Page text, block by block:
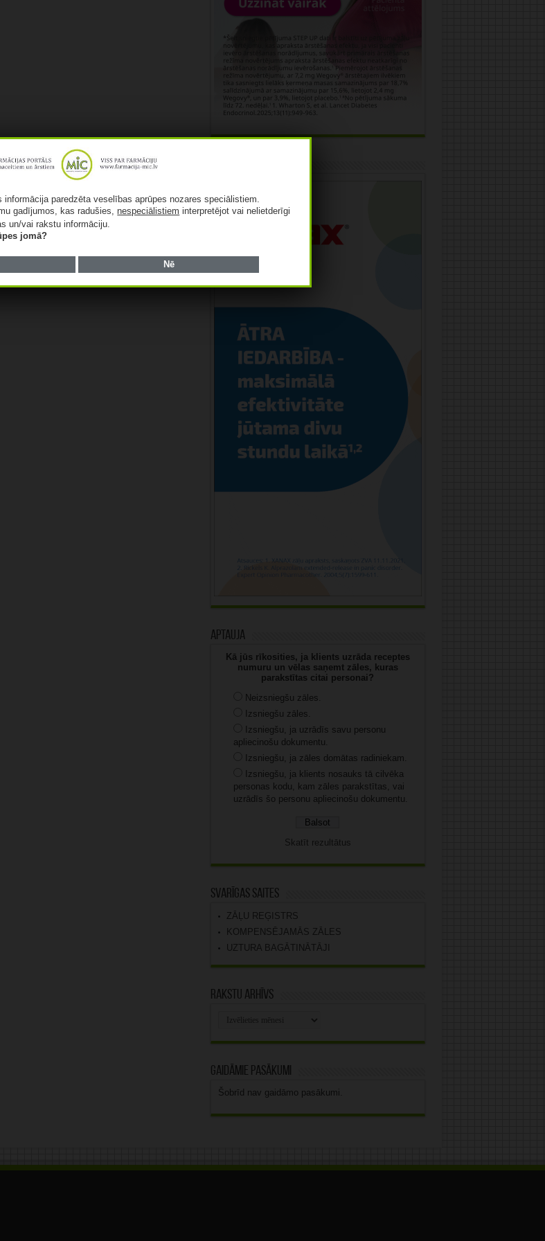
Aptauja
Kā jūs rīkosities, ja klients uzrāda receptes
numuru un vēlas saņemt zāles, kuras
parakstītas citai personai?
Neizsniegšu zāles.
Izsniegšu zāles.
Izsniegšu, ja uzrādīs savu personu
apliecinošu dokumentu.
Izsniegšu, ja zāles domātas radiniekam.
Izsniegšu, ja klients nosauks tā cilvēka
personas kodu, kam zāles parakstītas, vai
uzrādīs šo personu apliecinošu dokumentu.
Skatīt rezultātus
Svarīgas saites
ZĀĻU REĢISTRS
KOMPENSĒJAMĀS ZĀLES
UZTURA BAGĀTINĀTĀJI
Rakstu arhīvs
Gaidāmie pasākumi
Šobrīd nav gaidāmo pasākumi.
paredzēta veselības aprūpes nozares speciālistiem.
gadījumos, kas radušies,nespeciālistiem interpretējot vai nelietderīgi
un/vai rakstu informāciju.
jomā?
Nē